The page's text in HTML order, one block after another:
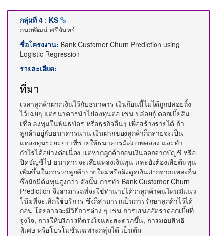
กลุ่มที่ 4 : KS
กนกพัฒน์ ศรีจันทร์
ชื่อโครงงาน: Bank Customer Churn Prediction using
Logistic Regression
รายละเอียด:
ที่มา
เวลาลูกค้าฝากเงินไว้กับธนาคาร เงินก้อนนี้ไม่ได้ถูกปล่อยทิ้ง
ไว้เฉยๆ แต่ธนาคารนำไปลงทุนต่อ เช่น ปล่อยกู้ ดอกเบี้ยสิน
เชื่อ ลงทุนในพันธบัตร หรือธุรกิจอื่นๆ เพื่อสร้างรายได้ ถ้า
ลูกค้าอยู่กับธนาคารนาน เงินฝากของลูกค้าก็กลายจะเป็น
แหล่งทุนระยะยาวที่ช่วยให้ธนาคารมีสภาพคล่อง และทำ
กำไรได้อย่างต่อเนื่อง เเต่หากลูกค้าถอนเงินออกจากบัญชี หรือ
ปิดบัญชีไป ธนาคารจะเสียแหล่งเงินทุน เเละยังต้องเสียต้นทุน
เพิ่มขึ้นในการหาลูกค้ารายใหม่หรือดึงดูดเงินฝากจากแหล่งอื่น
ซึ่งมักมีต้นทุนสูงกว่า ดังนั้น การทำ Bank Customer Churn
Prediction จึงสามารถที่จะใช้ทำนายได้ว่าลูกค้าคนไหนมีแนว
โน้มที่จะเลิกใช้บริการ ซึ่งก็สามารถเป็นการรักษาลูกค้าไว้ได้
ก่อน โดยอาจจะมีวิธีการต่าง ๆ เช่น การเสนออัตราดอกเบี้ยที่
จูงใจ, การให้บริการที่ตรงใจและสะดวกขึ้น, การมอบสิทธิ
พิเศษ หรือโปรโมชั่นเฉพาะกลุ่มได้ เป็นต้น